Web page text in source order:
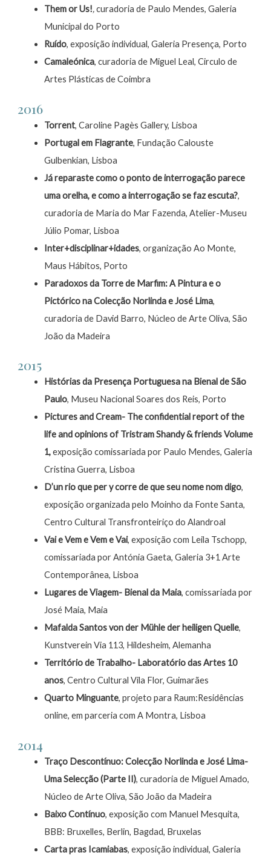
Them or Us!,curadoria de Paulo Mendes, Galeria
Municipal do Porto
Ruído, exposição individual, Galeria Presença, Porto
Camaleónica, curadoria de Miguel Leal, Circulo de
Artes Plásticas de Coimbra
2016
Torrent, Caroline Pagès Gallery, Lisboa
Portugal em Flagrante, Fundação Calouste
Gulbenkian, Lisboa
Já reparaste como o ponto de interrogação parece
uma orelha, e como a interrogação se faz escuta?,
curadoria de Maria do Mar Fazenda, Atelier-Museu
Júlio Pomar, Lisboa
Inter+disciplinar+idades, organização Ao Monte,
Maus Hábitos, Porto
Paradoxos da Torre de Marfim: A Pintura e o
Pictórico na Colecção Norlinda e José Lima,
curadoria de David Barro, Núcleo de Arte Oliva, São
João da Madeira
2015
Histórias da Presença Portuguesa na Bienal de São
Paulo, Museu Nacional Soares dos Reis, Porto
Pictures and Cream- The confidential report of the
life and opinions of Tristram Shandy & friends Volume
1,exposição comissariada por Paulo Mendes, Galeria
Cristina Guerra, Lisboa
D’un rio que per y corre de que seu nome nom digo,
exposição organizada pelo Moinho da Fonte Santa,
Centro Cultural Transfronteiriço do Alandroal
Vai e Vem e Vem e Vai, exposição com Leila Tschopp,
comissariada por Antónia Gaeta, Galeria 3+1 Arte
Contemporânea, Lisboa
Lugares de Viagem- Bienal da Maia, comissariada por
José Maia, Maia
Mafalda Santos von der Mühle der heiligen Quelle,
Kunstverein Via 113, Hildesheim, Alemanha
Território de Trabalho- Laboratório das Artes 10
anos, Centro Cultural Vila Flor, Guimarães
Quarto Minguante, projeto para Raum:Residências
online, em parceria com A Montra, Lisboa
2014
Traço Descontínuo: Colecção Norlinda e José Lima-
Uma Selecção (Parte II), curadoria de Miguel Amado,
Núcleo de Arte Oliva, São João da Madeira
Baixo Contínuo, exposição com Manuel Mesquita,
BBB: Bruxelles, Berlin, Bagdad, Bruxelas
Carta pras Icamiabas, exposição individual, Galeria